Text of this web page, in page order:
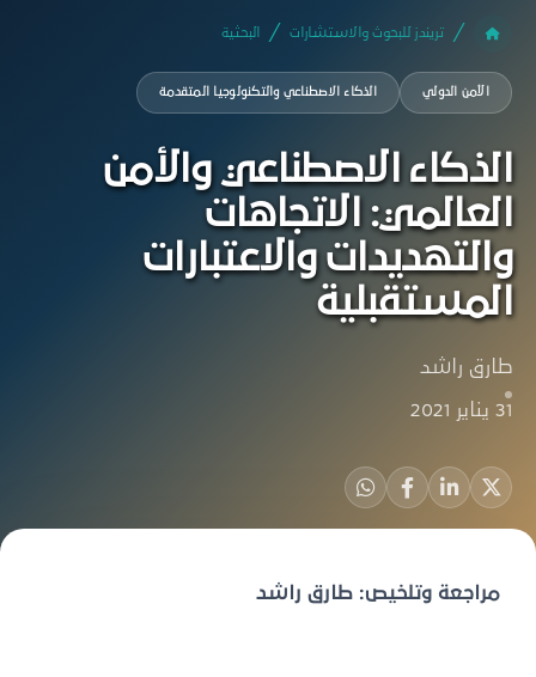
تريندز للبحوث والاستشارات البحثية
الأمن الدولي الذكاء الاصطناعي والتكنولوجيا المتقدمة
الذكاء الاصطناعي والأمن
العالمي: الاتجاهات
والتهديدات والاعتبارات
المستقبلية
طارق راشد
31 يناير 2021
مراجعة وتلخيص: طارق راشد